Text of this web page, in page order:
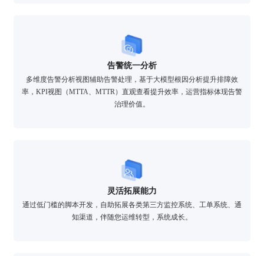
告警统一分析
多维度告警分析视图辅助告警处理，基于大模型根因分析提升排障效
率，KPI视图（MTTA、MTTR）直观查看提升效率，运营指标体现告警
治理价值。
灵活拓展能力
通过低门槛的脚本开发，自助拓展各类第三方监控系统、工单系统、通
知渠道，伴随您运维转型，系统成长。